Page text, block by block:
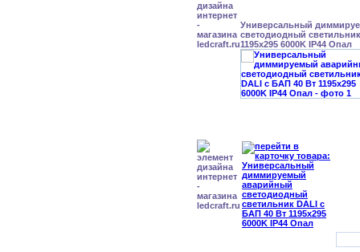
Универсальный
светодиодный
1195x295 6000K IP44 Опал